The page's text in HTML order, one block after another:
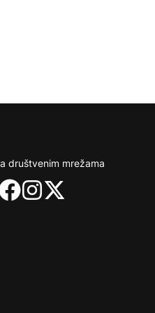
društvenim mrežama
Facebook
Instagram
X